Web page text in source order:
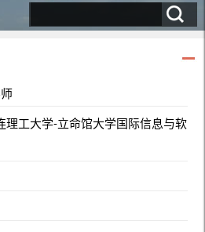
理工大学-立命馆大学国际信息与软